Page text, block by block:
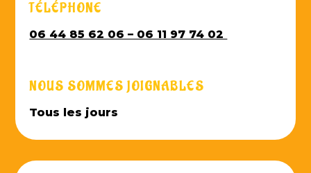
TÉLÉPHONE
06 44 85 62 06 – 06 11 97 74 02
NOUS SOMMES JOIGNABLES
Tous les jours